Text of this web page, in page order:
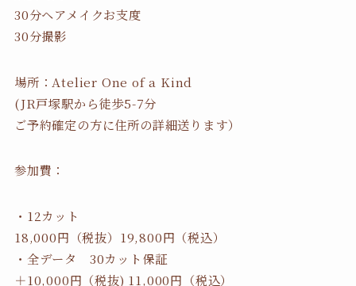
30分ヘアメイクお支度
30分撮影
場所：Atelier One of a Kind
(JR戸塚駅から徒歩5-7分
ご予約確定の方に住所の詳細送ります）
参加費：
・12カット
18,000円（税抜）19,800円（税込）
・全データ 30カット保証
＋10,000円（税抜) 11,000円（税込）